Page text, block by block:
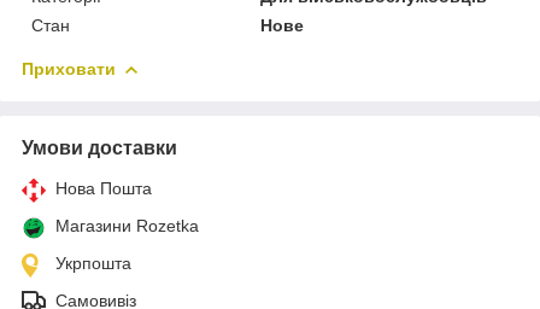
Стан
Нове
Приховати
Умови доставки
Нова Пошта
Магазини Rozetka
Укрпошта
Самовивіз